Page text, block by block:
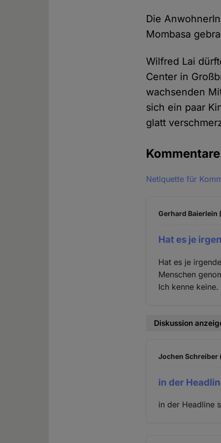
Die
Mombasa
Wilfred Lai
Center in
wachsenden
sich ein paar
glatt
Kommentare
Netiquette für
Gerhard
Hat es je
Hat es je
Menschen
Ich kenne keine.
Diskussion
Jochen
in der
in der Headline